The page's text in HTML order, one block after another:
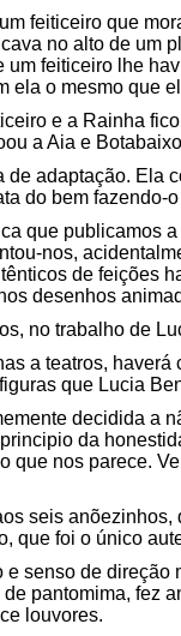
feiticeiro que
no alto de um
feiticeiro lhe
ela o mesmo que
e a Rainha
a Aia e
de adaptação.
do bem
que publicamos
nos,
de feições
desenhos
no trabalho de
a teatros,
que Lucia
decidida a
da
que nos parece.
seis
que foi o único
senso de
pantomima, fez
louvores.